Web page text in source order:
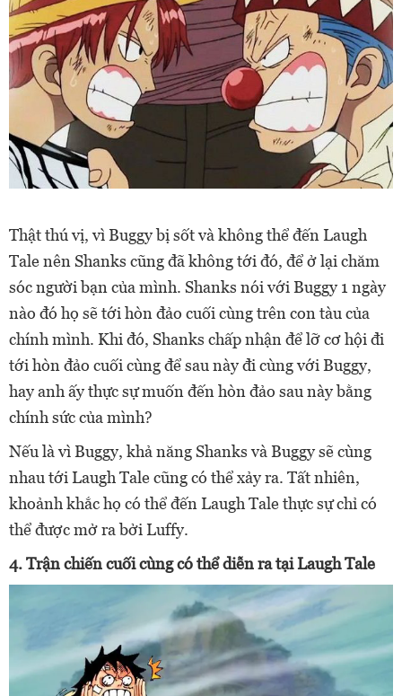
Thật thú vị, vì Buggy bị sốt và không thể đến Laugh
Tale nên Shanks cũng đã không tới đó, để ở lại chăm
sóc người bạn của mình. Shanks nói với Buggy 1 ngày
nào đó họ sẽ tới hòn đảo cuối cùng trên con tàu của
chính mình. Khi đó, Shanks chấp nhận để lỡ cơ hội đi
tới hòn đảo cuối cùng để sau nàyđi cùng với Buggy,
hay anh ấy thực sự muốn đến hòn đảo sau này bằng
chính sức của mình?
Nếu là vì Buggy, khả năng Shanks và Buggy sẽ cùng
nhau tới Laugh Tale cũng có thể xảy ra. Tất nhiên,
khoảnh khắc họ có thể đến Laugh Tale thực sự chỉ có
thể được mở ra bởi Luffy.
4. Trận chiến cuối cùng có thể diễn ra tại Laugh Tale